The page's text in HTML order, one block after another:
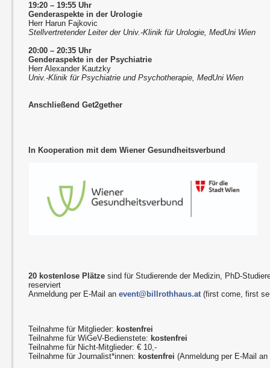
19:20 – 19:55 Uhr
Genderaspekte in der Urologie
Herr Harun Fajkovic
Stellvertretender Leiter der Univ.-Klinik für Urologie, MedUni Wien
20:00 – 20:35 Uhr
Genderaspekte in der Psychiatrie
Herr Alexander Kautzky
Univ.-Klinik für Psychiatrie und Psychotherapie, MedUni Wien
Anschließend Get2gether
In Kooperation mit dem Wiener Gesundheitsverbund
20 kostenlose Plätze sind für Studierende der Medizin, PhD-
reserviert
Anmeldung per E-Mail anevent@billrothhaus.at(first come, first
Teilnahme für Mitglieder: kostenfrei
Teilnahme für WiGeV-Bedienstete: kostenfrei
Teilnahme für Nicht-Mitglieder: € 10,-
Teilnahme für Journalist*innen: kostenfrei (Anmeldung per E-Mail an